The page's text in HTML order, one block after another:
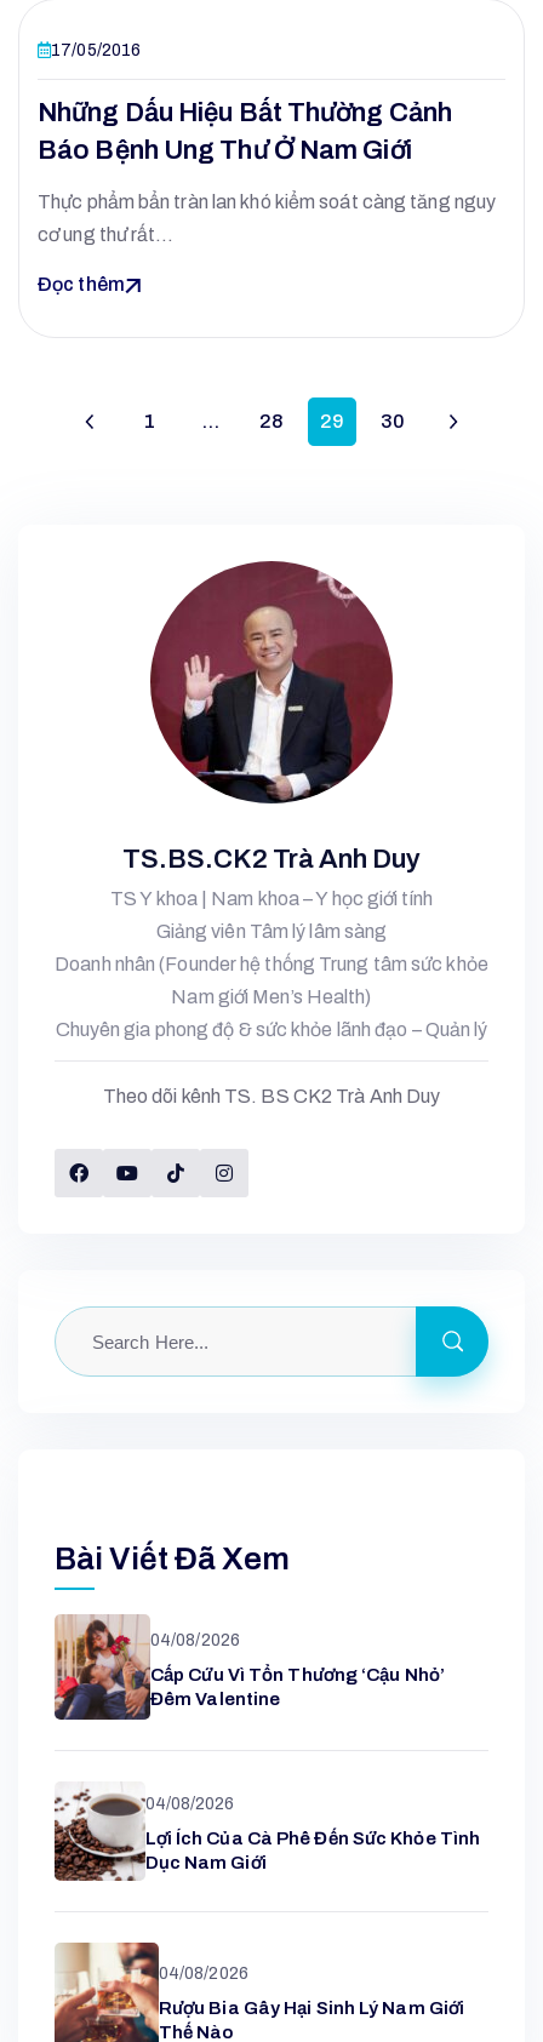
17/05/2016
Những Dấu Hiệu Bất Thường Cảnh
Báo Bệnh Ung Thư Ở Nam Giới
Thực phẩm bẩn tràn lan khó kiểm soát càng tăng nguy
cơ ung thư rất…
Đọc thêm
1 … 28 29 30
TS.BS.CK2 Trà Anh Duy
TS Y khoa | Nam khoa – Y học giới tính
Giảng viên Tâm lý lâm sàng
Doanh nhân (Founder hệ thống Trung tâm sức khỏe
Nam giới Men’s Health)
Chuyên gia phong độ & sức khỏe lãnh đạo – Quản lý
Theo dõi kênh TS. BS CK2 Trà Anh Duy
Bài Viết Đã Xem
04/08/2026
Cấp Cứu Vì Tổn Thương ‘cậu Nhỏ’
Đêm Valentine
04/08/2026
Lợi Ích Của Cà Phê Đến Sức Khỏe Tình
Dục Nam Giới
04/08/2026
Rượu Bia Gây Hại Sinh Lý Nam Giới
Thế Nào